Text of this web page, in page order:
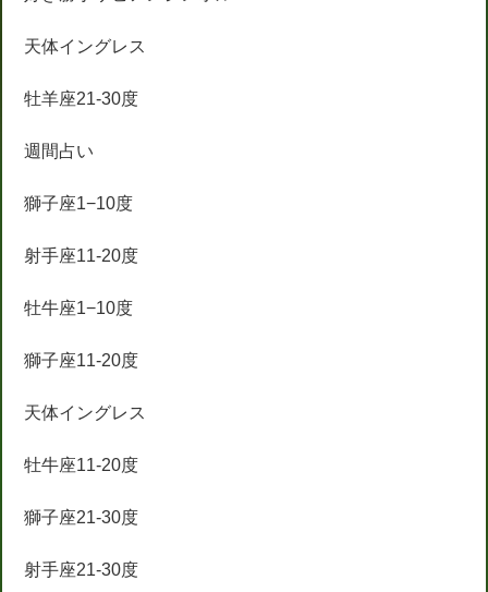
天体イングレス
牡羊座21-30度
週間占い
獅子座1−10度
射手座11-20度
牡牛座1−10度
獅子座11-20度
天体イングレス
牡牛座11-20度
獅子座21-30度
射手座21-30度